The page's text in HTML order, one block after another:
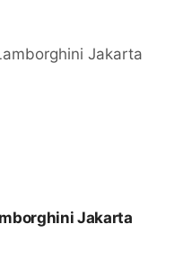
Jakarta